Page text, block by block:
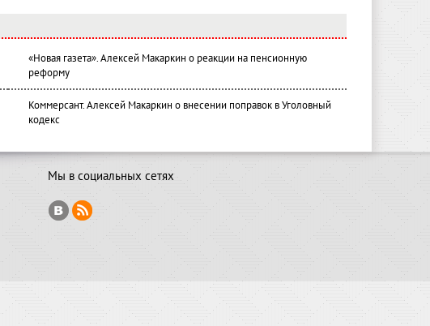
«Новая газета». Алексей Макаркин о реакции на пенсионную
реформу
Коммерсант. Алексей Макаркин о внесении поправок в Уголовный
кодекс
Мы в социальных сетях